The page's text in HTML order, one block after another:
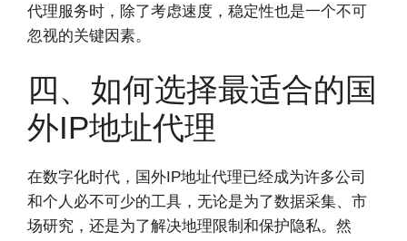
代理服务时，除了考虑速度，稳定性也是一个不可
忽视的关键因素。
四、如何选择最适合的国
外IP地址代理
在数字化时代，国外IP地址代理已经成为许多公司
和个人必不可少的工具，无论是为了数据采集、市
场研究，还是为了解决地理限制和保护隐私。然